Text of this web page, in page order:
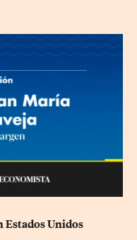
Estados Unidos